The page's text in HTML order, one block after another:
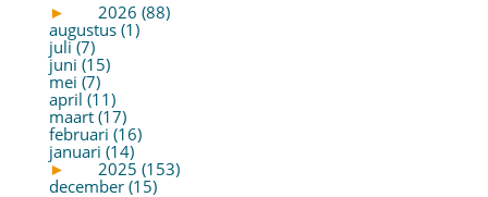
►
2026 (88)
augustus (1)
juli (7)
juni (15)
mei (7)
april (11)
maart (17)
februari (16)
januari (14)
►
2025 (153)
december (15)